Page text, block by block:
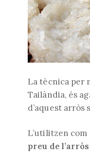
La tècnica per
Tailàndia, és
d’aquest arròs
L’utilitzen
preu de